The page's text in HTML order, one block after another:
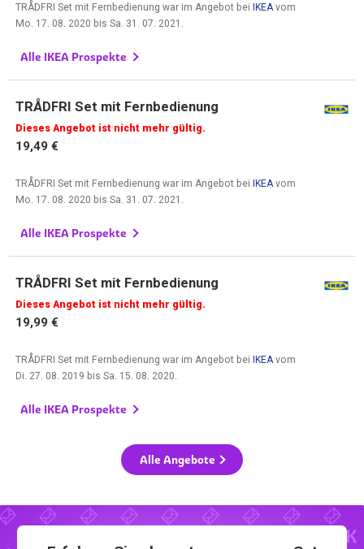
TRÅDFRI Set mit Fernbedienung war im Angebot beiIKEA vom
Mo. 17. 08. 2020 bisSa. 31. 07. 2021
Alle IKEA Prospekte
TRÅDFRI Set mit Fernbedienung
Dieses Angebot ist nicht mehr gültig.
19,49 €
TRÅDFRI Set mit Fernbedienung war im Angebot beiIKEA vom
Mo. 17. 08. 2020 bisSa. 31. 07. 2021
Alle IKEA Prospekte
TRÅDFRI Set mit Fernbedienung
Dieses Angebot ist nicht mehr gültig.
19,99 €
TRÅDFRI Set mit Fernbedienung war im Angebot beiIKEA vom
Di. 27. 08. 2019 bisSa. 15. 08. 2020
Alle IKEA Prospekte
Alle Angebote